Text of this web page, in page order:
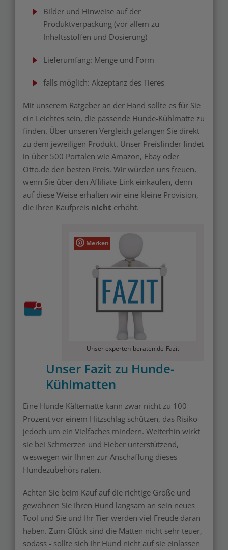
Bilder und Hinweise auf der
Produktverpackung (vor allem zu
Inhaltsstoffen und Dosierung)
Lieferumfang: Menge und Form
falls möglich: Akzeptanz des Tieres
Mit unserem Ratgeber an der Hand sollte es für Sie
ein Leichtes sein, die passende Hunde-Kühlmatte zu
finden. Über unseren Vergleich gelangen Sie direkt
zu dem jeweiligen Produkt. Unser Preisfinder findet
in über 500 Portalen wie Amazon, Ebay oder
Otto.de den besten Preis. Wir würden uns freuen,
wenn Sie über den Affiliate-Link einkaufen, denn
auf diese Weise erhalten wir eine kleine Provision,
die Ihren Kaufpreis nicht erhöht.
Merken
Unser experten-beraten.de-Fazit
Unser Fazit zu Hunde-
Kühlmatten
Eine Hunde-Kältematte kann zwar nicht zu 100
Prozent vor einem Hitzschlag schützen, das Risiko
jedoch um ein Vielfaches mindern. Weiterhin wirkt
sie bei Schmerzen und Fieber unterstützend,
weswegen wir Ihnen zur Anschaffung dieses
Hundezubehörs raten.
Achten Sie beim Kauf auf die richtige Größe und
gewöhnen Sie Ihren Hund langsam an sein neues
Tool und Sie und Ihr Tier werden viel Freude daran
haben. Zum Glück sind die Matten nicht sehr teuer,
sodass - sollte sich Ihr Hund nicht auf sie einlassen